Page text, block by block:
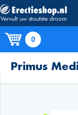
0
Primus